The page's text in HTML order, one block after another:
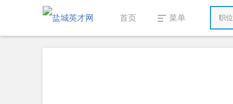
首页 菜单 职位